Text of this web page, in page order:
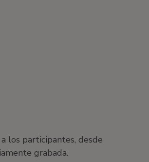
los participantes, desde
grabada.